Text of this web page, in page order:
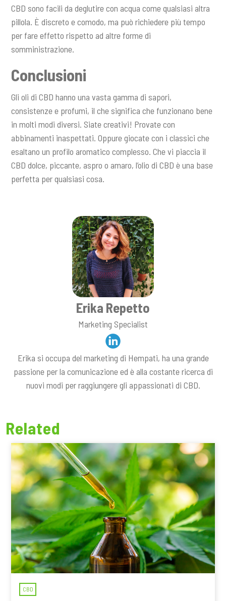
CBD sono facili da deglutire con acqua come qualsiasi altra
pillola. È discreto e comodo, ma può richiedere più tempo
per fare effetto rispetto ad altre forme di
somministrazione.
Conclusioni
Gli oli di CBD hanno una vasta gamma di sapori,
consistenze e profumi, il che significa che funzionano bene
in molti modi diversi. Siate creativi! Provate con
abbinamenti inaspettati. Oppure giocate con i classici che
esaltano un profilo aromatico complesso. Che vi piaccia il
CBD dolce, piccante, aspro o amaro, l’olio di CBD è una base
perfetta per qualsiasi cosa.
Erika Repetto
Marketing Specialist
Erika si occupa del marketing di Hempati, ha una grande
passione per la comunicazione ed è alla costante ricerca di
nuovi modi per raggiungere gli appassionati di CBD.
Related
CBD